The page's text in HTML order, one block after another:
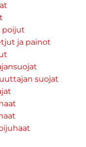
poijut
ja painot
suojat